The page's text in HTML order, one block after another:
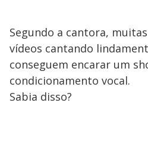
Segundo a cantora,
vídeos cantando
conseguem encarar um
condicionamento vocal.
Sabia disso?